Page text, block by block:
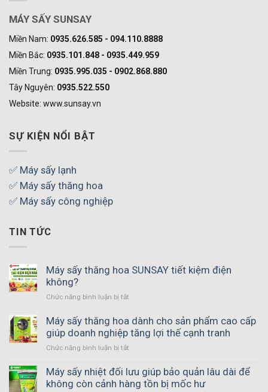
MÁY SẤY SUNSAY
Miền Nam: 0935.626.585 - 094.110.8888
Miền Bắc: 0935.101.848 - 0935.449.959
Miền Trung: 0935.995.035 - 0902.868.880
Tây Nguyên: 0935.522.550
Website: www.sunsay.vn
SỰ KIỆN NỔI BẬT
✅ Máy sấy lạnh
✅ Máy sấy thăng hoa
✅ Máy sấy công nghiệp
TIN TỨC
Máy sấy thăng hoa SUNSAY tiết kiệm điện
không?
Chức năng bình luận bị tắt
sấy
thăng
kiệm
điện
Máy sấy thăng hoa dành cho sản phẩm cao cấp
giúp doanh nghiệp tăng lợi thế cạnh tranh
Chức năng bình luận bị tắt
sấy
thăng
Máy sấy nhiệt đối lưu giúp bảo quản lâu dài để
không còn cảnh hàng tồn bị mốc hư